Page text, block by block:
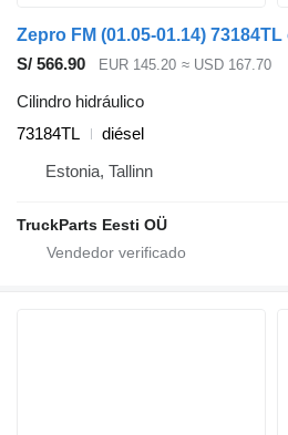
S/ 566.90 EUR 145.20 ≈ USD 167.70
Cilindro hidráulico
73184TL
diésel
Estonia, Tallinn
TruckParts Eesti OÜ